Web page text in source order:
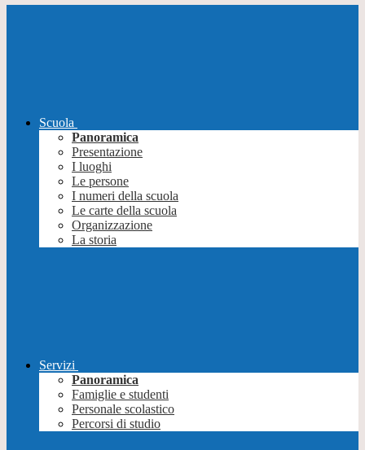
Scuola
Panoramica
Presentazione
I luoghi
Le persone
I numeri della scuola
Le carte della scuola
Organizzazione
La storia
Servizi
Panoramica
Famiglie e studenti
Personale scolastico
Percorsi di studio